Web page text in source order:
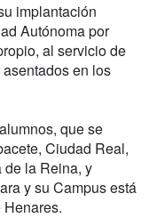
implantación
Autónoma por
al servicio de
en los
que se
Ciudad Real,
de la Reina, y
y su Campus está